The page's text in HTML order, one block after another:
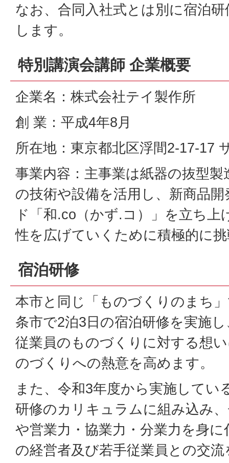
なお、合同入社式とは別に宿泊
します。
特別講演会講師 企業概要
企業名：株式会社テイ製作所
創 業：平成4年8月
所在地：東京都北区浮間2-17-17
事業内容：主事業は紙器の抜型
の技術や設備を活用し、新商品
ド「和.co（かず.コ）」を立ち
性を広げていくために積極的に
宿泊研修
本市と同じ「ものづくりのまち
条市で2泊3日の宿泊研修を実施
従業員のものづくりに対する想
のづくりへの熱意を高めます。
また、令和3年度から実施してい
研修のカリキュラムに組み込み
や営業力・協業力・分業力を身
の経営者及び若手従業員との交